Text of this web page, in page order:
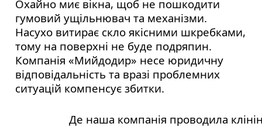
Охайно миє вікна, щоб не пошкодити
гумовий ущільнювач та механізми.
Насухо витирає скло якісними шкребками,
тому на поверхні не буде подряпин.
Компанія «Мийдодир» несе юридичну
відповідальність та вразі проблемних
ситуацій компенсує збитки.
Де наша компанія проводила